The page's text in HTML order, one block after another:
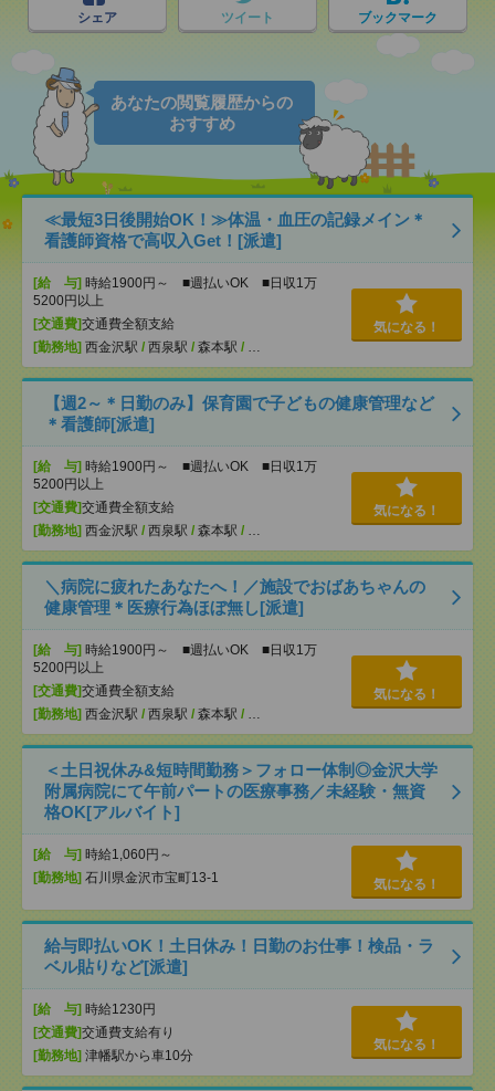
シェア ツイート ブックマーク
あなたの閲覧履歴からの
おすすめ
≪最短3日後開始OK！≫体温・血圧の記録メイン＊
看護師資格で高収入Get！[派遣]
[給 与] 時給1900円～ ■週払いOK ■日収1万
5200円以上
[交通費]交通費全額支給
[勤務地] 西金沢駅 / 西泉駅 / 森本駅 / …
気になる！
【週2～＊日勤のみ】保育園で子どもの健康管理など
＊看護師[派遣]
[給 与] 時給1900円～ ■週払いOK ■日収1万
5200円以上
[交通費]交通費全額支給
[勤務地] 西金沢駅 / 西泉駅 / 森本駅 / …
気になる！
＼病院に疲れたあなたへ！／施設でおばあちゃんの
健康管理＊医療行為ほぼ無し[派遣]
[給 与] 時給1900円～ ■週払いOK ■日収1万
5200円以上
[交通費]交通費全額支給
[勤務地] 西金沢駅 / 西泉駅 / 森本駅 / …
気になる！
＜土日祝休み&短時間勤務＞フォロー体制◎金沢大学
附属病院にて午前パートの医療事務／未経験・無資
格OK[アルバイト]
[給 与] 時給1,060円～
[勤務地] 石川県金沢市宝町13-1 気になる！
給与即払いOK！土日休み！日勤のお仕事！検品・ラ
ベル貼りなど[派遣]
[給 与] 時給1230円
[交通費]交通費支給有り
[勤務地] 津幡駅から車10分
気になる！